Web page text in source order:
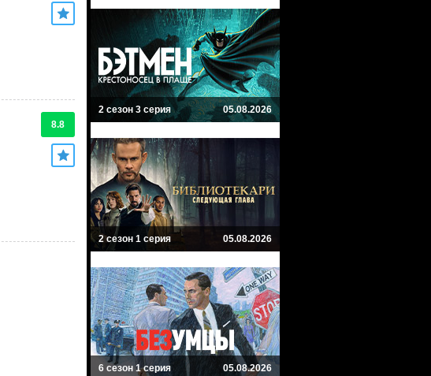
8.8
2 сезон 3 серия 05.08.2026
2 сезон 1 серия 05.08.2026
6 сезон 1 серия 05.08.2026